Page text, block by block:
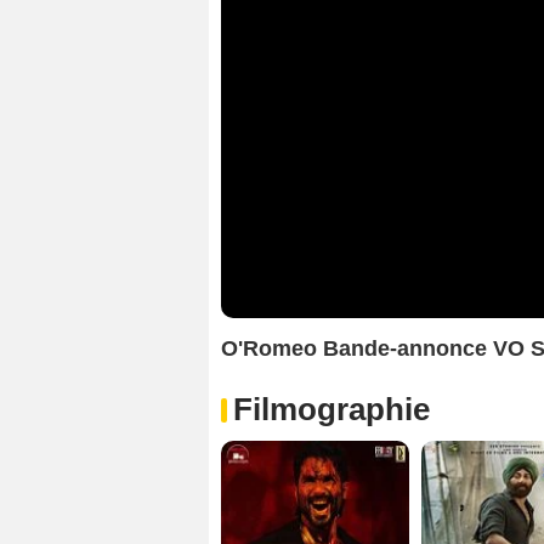
O'Romeo Bande-annonce VO
Filmographie